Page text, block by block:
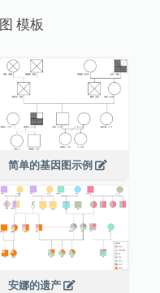
模板
简单的基因图示例
安娜的遗产